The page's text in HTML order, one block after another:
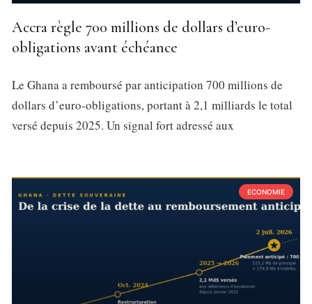
Accra règle 700 millions de dollars d’euro-
obligations avant échéance
Le Ghana a remboursé par anticipation 700 millions de
dollars d’euro-obligations, portant à 2,1 milliards le total
versé depuis 2025. Un signal fort adressé aux
ECONOMIE